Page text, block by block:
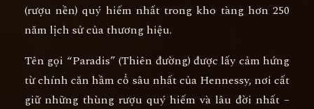
(rượu nền) quý hiếm nhất trong kho tàng hơn 250
năm lịch sử của thương hiệu.
Tên gọi “Paradis” (Thiên đường) được lấy cảm hứng
từ chính căn hầm cổ sâu nhất của Hennessy, nơi cất
giữ những thùng rượu quý hiếm và lâu đời nhất –